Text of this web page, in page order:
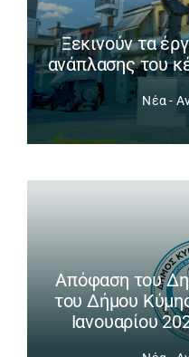
Ξεκινούν τα
ανάπλασης του
Νέα -
Απόφαση του
του Δήμου
Ιανουαρίου